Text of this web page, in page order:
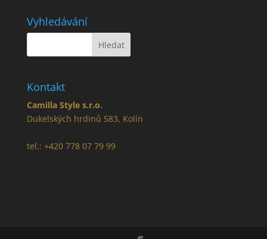
Vyhledávání
Kontakt
Camilla Style s.r.o.
Dukelských hrdinů 583, Kolín
tel.: +420 778 07 79 99